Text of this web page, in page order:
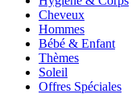
Cheveux
Hommes
Bébé & Enfant
Thèmes
Soleil
Offres Spéciales